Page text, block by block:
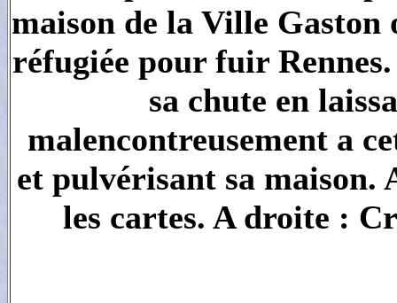
maison de la Ville
réfugiée pour fuir
sa chute en
malencontreusement a
et pulvérisant sa
les cartes. A droite :